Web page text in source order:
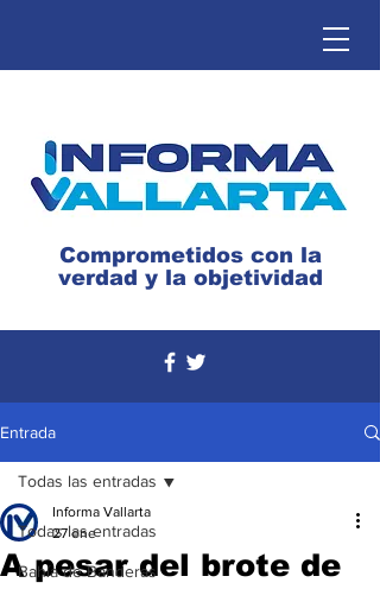
Comprometidos con la
verdad y la objetividad
Entrada
Todas las entradas
Bahía de Banderas
Todas las entradas
A pesar del brote de
Informa Vallarta
27 ene